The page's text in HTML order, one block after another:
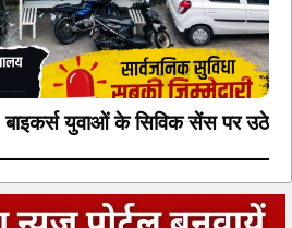
बाइकर्स युवाओं के सिविक सेंस पर उठे